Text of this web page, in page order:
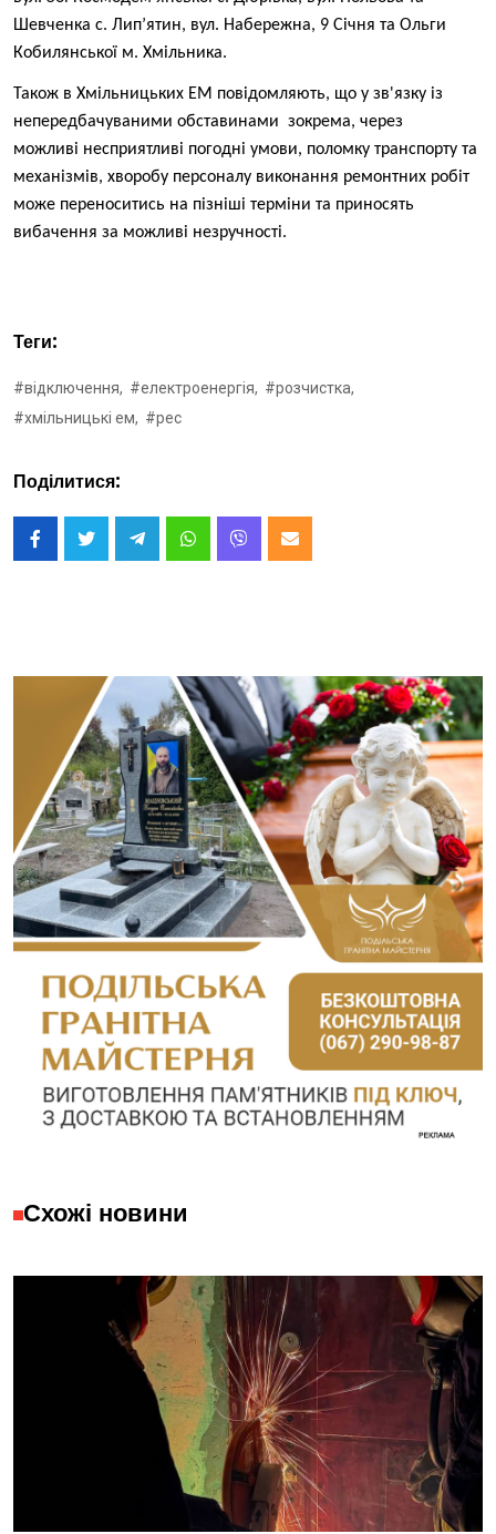
Шевченка с. Лип’ятин, вул. Набережна, 9 Січня та Ольги
Кобилянської м. Хмільника.
Також в Хмільницьких ЕМ повідомляють, що у зв'язку із
непередбачуваними обставинами зокрема, через
можливі несприятливі погодні умови, поломку транспорту та
механізмів, хворобу персоналу виконання ремонтних робіт
може переноситись на пізніші терміни та приносять
вибачення за можливі незручності.
Теги:
#відключення, #електроенергія, #розчистка,
#хмільницькі ем, #рес
Поділитися:
Схожі новини